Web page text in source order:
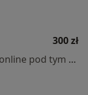
300 zł
Specjalista nie oferuje umawiania online pod tym adresem.